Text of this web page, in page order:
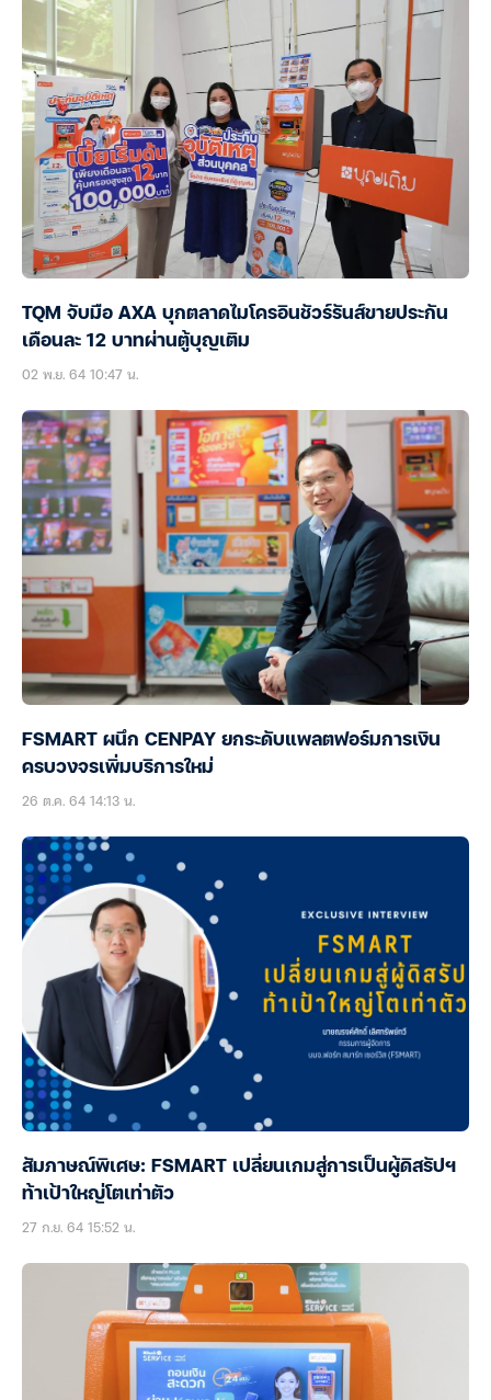
TQM จับมือ AXA บุกตลาดไมโครอินชัวร์รันส์ขายประกัน
เดือนละ 12 บาทผ่านตู้บุญเติม
02 พ.ย. 64 10:47 น.
FSMART ผนึก CENPAY ยกระดับแพลตฟอร์มการเงิน
ครบวงจรเพิ่มบริการใหม่
26 ต.ค. 64 14:13 น.
สัมภาษณ์พิเศษ: FSMART เปลี่ยนเกมสู่การเป็นผู้ดิสรัปฯ
ท้าเป้าใหญ่โตเท่าตัว
27 ก.ย. 64 15:52 น.